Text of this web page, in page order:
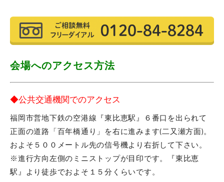
会場へのアクセス方法
◆公共交通機関でのアクセス
福岡市営地下鉄の空港線『東比恵駅』６番口を出られて
正面の道路「百年橋通り」を右に進みます(二又瀬方面)。
およそ５００メートル先の信号機より右折して下さい。
※進行方向左側のミニストップが目印です。『東比恵
駅』より徒歩でおよそ１５分くらいです。